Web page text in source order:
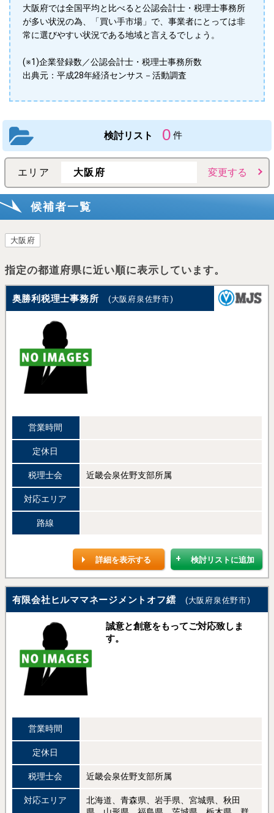
大阪府では全国平均と比べると公認会計士・税理士事務所
が多い状況の為、「買い手市場」で、事業者にとっては非
常に選びやすい状況である地域と言えるでしょう。
(※1)企業登録数／公認会計士・税理士事務所数
出典元：平成28年経済センサス－活動調査
検討リスト 0 件
エリア 大阪府 変更する
候補者一覧
大阪府
指定の都道府県に近い順に表示しています。
奥勝利税理士事務所 (大阪府泉佐野市)
営業時間
定休日
税理士会 近畿会泉佐野支部所属
対応エリア
路線
検討リストに追加
詳細を表示する
有限会社ヒルママネージメントオフ繧 (大阪府泉佐野市)
誠意と創意をもってご対応致しま
す。
営業時間
定休日
税理士会 近畿会泉佐野支部所属
対応エリア
北海道、青森県、岩手県、宮城県、秋田